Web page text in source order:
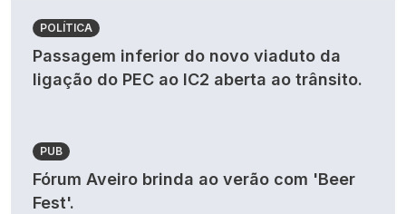
POLÍTICA
Passagem inferior do novo viaduto da
ligação do PEC ao IC2 aberta ao trânsito.
PUB
Fórum Aveiro brinda ao verão com 'Beer
Fest'.